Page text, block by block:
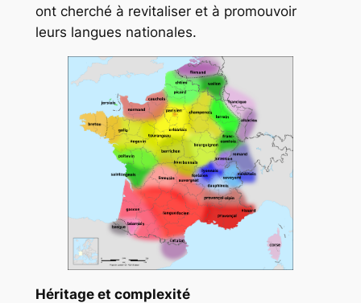
ont cherché à revitaliser et à promouvoir
leurs langues nationales.
Héritage et complexité